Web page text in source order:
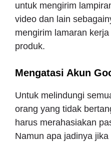
untuk mengirim
video dan lain
mengirim lamaran
produk.
Mengatasi Akun
Untuk melindungi
orang yang tidak
harus merahasiakan
Namun apa jadinya